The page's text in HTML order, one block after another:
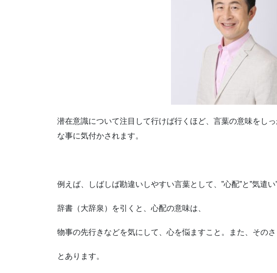
潜在意識について注目して行けば行くほど、言葉の意味をし
な事に気付かされます。
例えば、しばしば勘違いしやすい言葉として、”心配”と”気遣い
辞書（大辞泉）を引くと、心配の意味は、
物事の先行きなどを気にして、心を悩ますこと。また、そのさ
とあります。